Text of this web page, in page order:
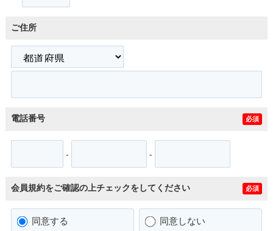
ご住所
電話番号 必須
- -
会員規約をご確認の上チェックをしてください 必須
同意する 同意しない